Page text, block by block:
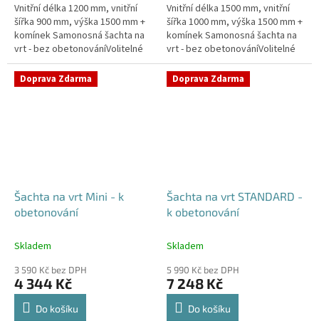
hvězdiček.
Vnitřní délka 1200 mm, vnitřní
šířka 900 mm, výška 1500 mm +
komínek Samonosná šachta na
vrt - bez obetonováníVolitelné
průměry i pozice prostupů na
pažení vrtu, hadice i...
hvězdiček.
Vnitřní délka 1500 mm, vnitřní
šířka 1000 mm, výška 1500 mm +
komínek Samonosná šachta na
vrt - bez obetonováníVolitelné
průměry i pozice prostupů na
pažení vrtu, hadice i...
Doprava Zdarma
Šachta na vrt Mini - k
obetonování
Skladem
3 590 Kč bez DPH
4 344 Kč
Do košíku
Doprava Zdarma
Šachta na vrt STANDARD -
k obetonování
Skladem
5 990 Kč bez DPH
7 248 Kč
Do košíku